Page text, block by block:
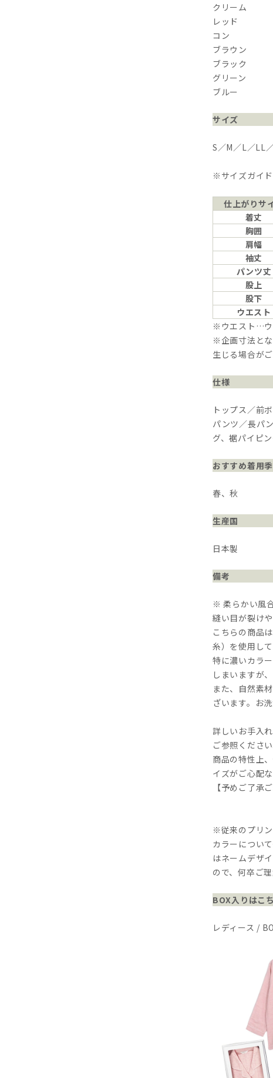
クリーム
レッド
コン
ブラウン
ブラック
グリーン
ブルー
サイズ
S／M／L／LL
※サイズガイ
仕上がりサ
着丈
胸囲
肩幅
袖丈
パンツ丈
股上
股下
ウエスト
※ウエスト…ウ
※企画寸法と
生じる場合がご
仕様
トップス／前
パンツ／長パ
グ、裾パイピ
おすすめ着用
春、秋
生産国
日本製
備考
※ 柔らかい風
縫い目が裂け
こちらの商品
糸）を使用して
特に濃いカラ
しまいますが
また、自然素
ざいます。お
詳しいお手入
ご参照ください
商品の特性上
イズがご心配
【予めご了承
※従来のプリ
カラーについ
はネームデザ
ので、何卒ご
BOX入りはこ
レディース /